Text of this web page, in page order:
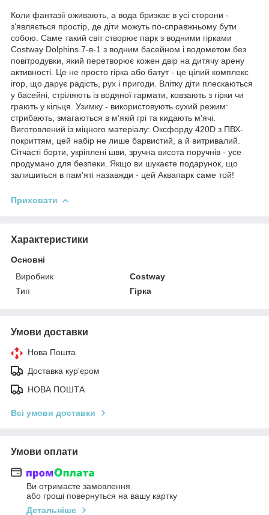
Коли фантазії оживають, а вода бризкає в усі сторони -
з'являється простір, де діти можуть по-справжньому бути
собою. Саме такий світ створює парк з водними гірками
Costway Dolphins 7-в-1 з водним басейном і водометом без
повітродувки, який перетворює кожен двір на дитячу арену
активності. Це не просто гірка або батут - це цілий комплекс
ігор, що дарує радість, рух і пригоди. Влітку діти плескаються
у басейні, стріляють із водяної гармати, ковзають з гірки чи
грають у кільця. Узимку - використовують сухий режим:
стрибають, змагаються в м'якій грі та кидають м'ячі.
Виготовлений із міцного матеріалу: Оксфорду 420D з ПВХ-
покриттям, цей набір не лише барвистий, а й витривалий.
Сітчасті борти, укріплені шви, зручна висота поручнів - усе
продумано для безпеки. Якщо ви шукаєте подарунок, що
залишиться в пам'яті назавжди - цей Аквапарк саме той!
Приховати
Характеристики
Основні
Виробник
Costway
Тип
Гірка
Умови доставки
Нова Пошта
Доставка кур'єром
НОВА ПОШТА
Всі умови доставки
Умови оплати
Ви отримаєте замовлення
або гроші повернуться на вашу картку
Детальніше